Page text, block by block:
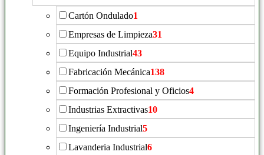
Cartón Ondulado1
Empresas de Limpieza31
Equipo Industrial43
Fabricación Mecánica138
Formación Profesional y Oficios4
Industrias Extractivas10
Ingeniería Industrial5
Lavanderia Industrial6